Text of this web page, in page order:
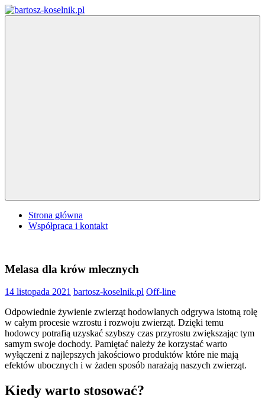
Skip
to
Strona główna
Współpraca i kontakt
Melasa dla krów mlecznych
14 listopada 2021 bartosz-koselnik.pl Off-line
Odpowiednie żywienie zwierząt hodowlanych odgrywa istotną rolę
w całym procesie wzrostu i rozwoju zwierząt. Dzięki temu
hodowcy potrafią uzyskać szybszy czas przyrostu zwiększając tym
samym swoje dochody. Pamiętać należy że korzystać warto
wyłączeni z najlepszych jakościowo produktów które nie mają
efektów ubocznych i w żaden sposób narażają naszych zwierząt.
Kiedy warto stosować?